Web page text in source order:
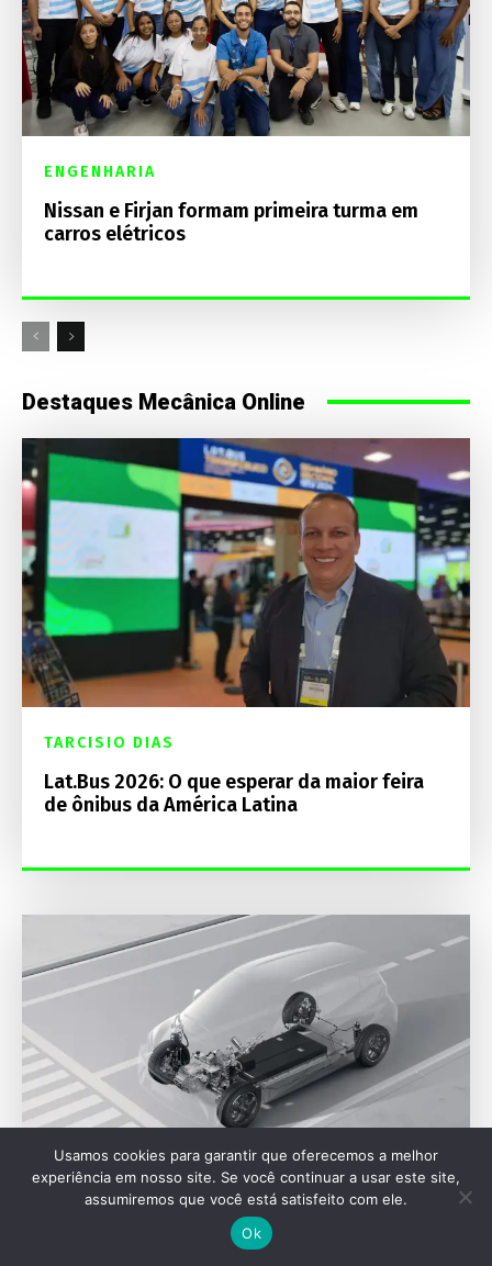
ENGENHARIA
Nissan e Firjan formam primeira turma em
carros elétricos
Destaques Mecânica Online
TARCISIO DIAS
Lat.Bus 2026: O que esperar da maior feira
de ônibus da América Latina
Baterias de elétricos viram alvo do crime
Usamos cookies para garantir que oferecemos a melhor
experiência em nosso site. Se você continuar a usar este site,
assumiremos que você está satisfeito com ele.
Ok